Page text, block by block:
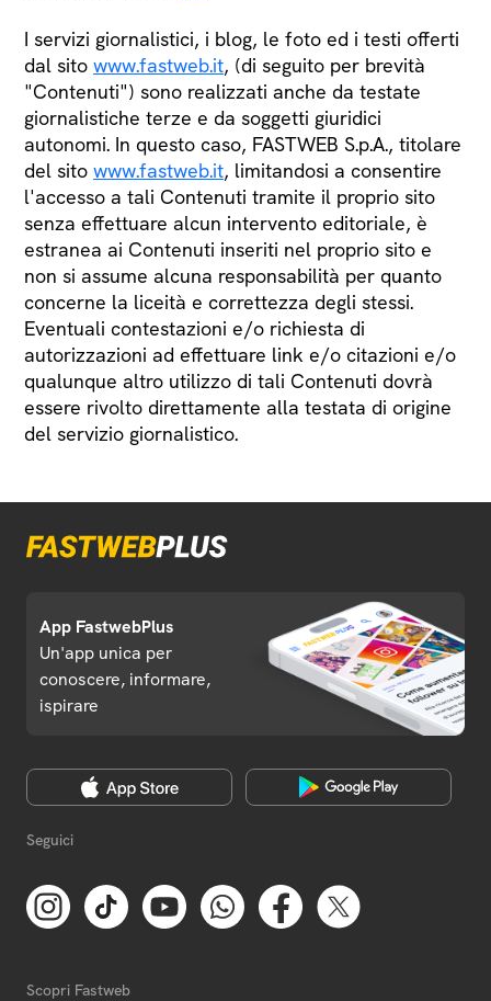
I servizi giornalistici, i blog, le foto ed i testi offerti
dal sito www.fastweb.it, (di seguito per brevità
"Contenuti") sono realizzati anche da testate
giornalistiche terze e da soggetti giuridici
autonomi. In questo caso, FASTWEB S.p.A., titolare
del sito www.fastweb.it, limitandosi a consentire
l'accesso a tali Contenuti tramite il proprio sito
senza effettuare alcun intervento editoriale, è
estranea ai Contenuti inseriti nel proprio sito e
non si assume alcuna responsabilità per quanto
concerne la liceità e correttezza degli stessi.
Eventuali contestazioni e/o richiesta di
autorizzazioni ad effettuare link e/o citazioni e/o
qualunque altro utilizzo di tali Contenuti dovrà
essere rivolto direttamente alla testata di origine
del servizio giornalistico.
App FastwebPlus
Un'app unica per
conoscere, informare,
ispirare
Seguici
Scopri Fastweb